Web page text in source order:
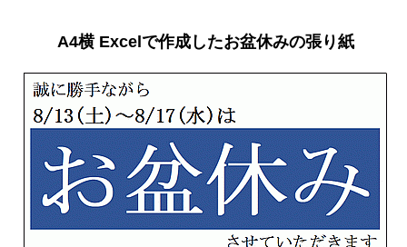
A4横 Excelで作成したお盆休みの張り紙